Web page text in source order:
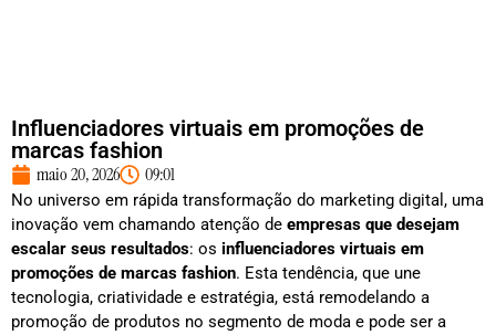
Influenciadores virtuais em promoções de
marcas fashion
maio 20, 2026 09:01
No universo em rápida transformação do marketing digital, uma
inovação vem chamando atenção de empresas que desejam
escalar seus resultados: os influenciadores virtuais em
promoções de marcas fashion. Esta tendência, que une
tecnologia, criatividade e estratégia, está remodelando a
promoção de produtos no segmento de moda e pode ser a